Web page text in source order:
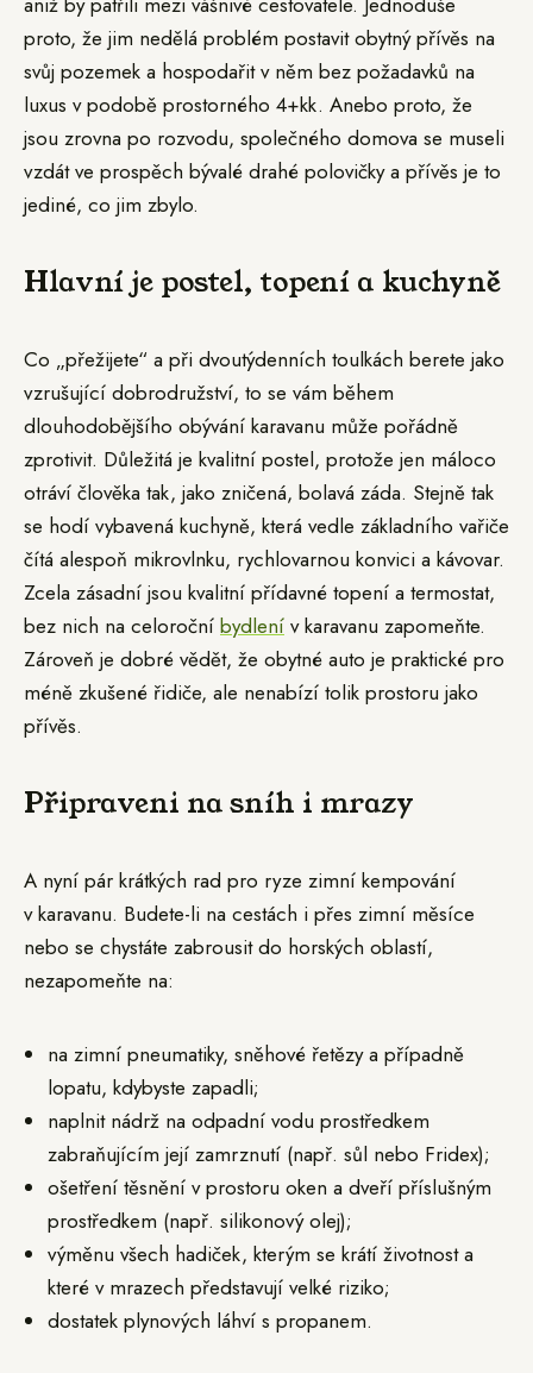
proto, že jim nedělá problém postavit obytný přívěs na
svůj pozemek a hospodařit v něm bez požadavků na
luxus v podobě prostorného 4+kk. Anebo proto, že
jsou zrovna po rozvodu, společného domova se museli
vzdát ve prospěch bývalé drahé polovičky a přívěs je to
jediné, co jim zbylo.
Hlavní je postel, topení a kuchyně
Co „přežijete“ a při dvoutýdenních toulkách berete jako
vzrušující dobrodružství, to se vám během
dlouhodobějšího obývání karavanu může pořádně
zprotivit. Důležitá je kvalitní postel, protože jen máloco
otráví člověka tak, jako zničená, bolavá záda. Stejně tak
se hodí vybavená kuchyně, která vedle základního vařiče
čítá alespoň mikrovlnku, rychlovarnou konvici a kávovar.
Zcela zásadní jsou kvalitní přídavné topení a termostat,
bez nich na celoroční bydlení v karavanu zapomeňte.
Zároveň je dobré vědět, že obytné auto je praktické pro
méně zkušené řidiče, ale nenabízí tolik prostoru jako
přívěs.
Připraveni na sníh i mrazy
A nyní pár krátkých rad pro ryze zimní kempování
v karavanu. Budete-li na cestách i přes zimní měsíce
nebo se chystáte zabrousit do horských oblastí,
nezapomeňte na:
na zimní pneumatiky, sněhové řetězy a případně
lopatu, kdybyste zapadli;
naplnit nádrž na odpadní vodu prostředkem
zabraňujícím její zamrznutí (např. sůl nebo Fridex);
ošetření těsnění v prostoru oken a dveří příslušným
prostředkem (např. silikonový olej);
výměnu všech hadiček, kterým se krátí životnost a
které v mrazech představují velké riziko;
dostatek plynových láhví s propanem.